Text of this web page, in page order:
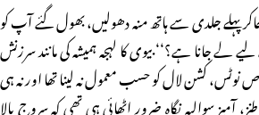
پہلے جلدی سے ہاتھ منہ دھولیں، بھول گئے آپ کو
لے جانا ہے؟‘‘ بیوی کا لہجہ ہمیشہ کی مانند سرزنش
نوٹس، کشن لال کو حسب معمول نہ لینا تھا اور نہ ہی
سوالیہ نگاہ ضرور اٹھائی ہی تھی کہ سروج بالا